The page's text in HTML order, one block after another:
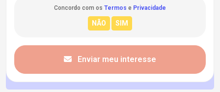
Concordo com os Termos e Privacidade
Enviar meu interesse